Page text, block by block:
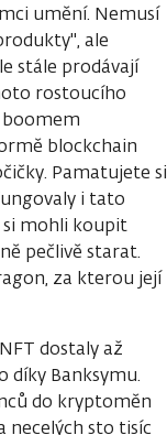
umění. Nemusí
ale
stále prodávají
rostoucího
boomem
blockchain
Pamatujete si
i tato
mohli koupit
pečlivě starat.
za kterou její
dostaly až
Banksymu.
do kryptoměn
necelých sto tisíc